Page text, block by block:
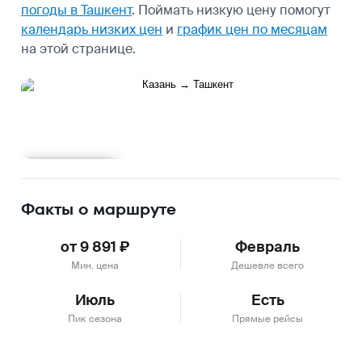
погоды в Ташкент. Поймать низкую цену помогут
календарь низких цен и график цен по месяцам
на этой странице.
Факты о маршруте
от 9 891 ₽
Мин. цена
Февраль
Дешевле всего
Июль
Пик сезона
Есть
Прямые рейсы